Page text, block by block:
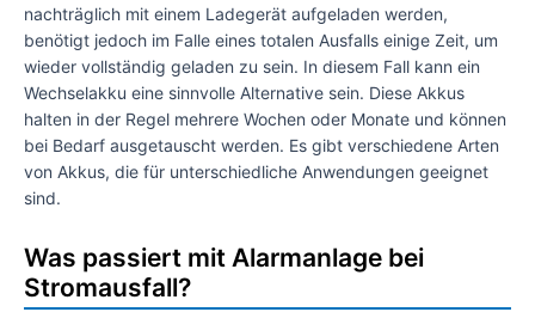
nachträglich mit einem Ladegerät aufgeladen werden,
benötigt jedoch im Falle eines totalen Ausfalls einige Zeit, um
wieder vollständig geladen zu sein. In diesem Fall kann ein
Wechselakku eine sinnvolle Alternative sein. Diese Akkus
halten in der Regel mehrere Wochen oder Monate und können
bei Bedarf ausgetauscht werden. Es gibt verschiedene Arten
von Akkus, die für unterschiedliche Anwendungen geeignet
sind.
Was passiert mit Alarmanlage bei
Stromausfall?